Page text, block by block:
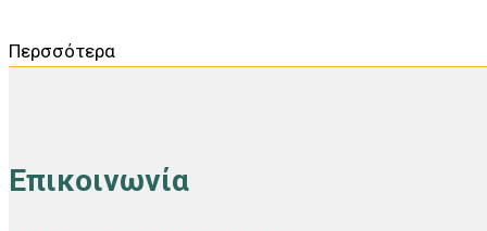
Περσσότερα
Επικοινωνία